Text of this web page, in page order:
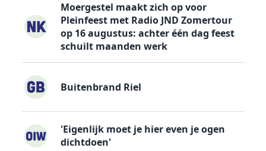
Moergestel maakt zich op voor
Pleinfeest met Radio JND Zomertour
op 16 augustus: achter één dag feest
schuilt maanden werk
Buitenbrand Riel
'Eigenlijk moet je hier even je ogen
dichtdoen'